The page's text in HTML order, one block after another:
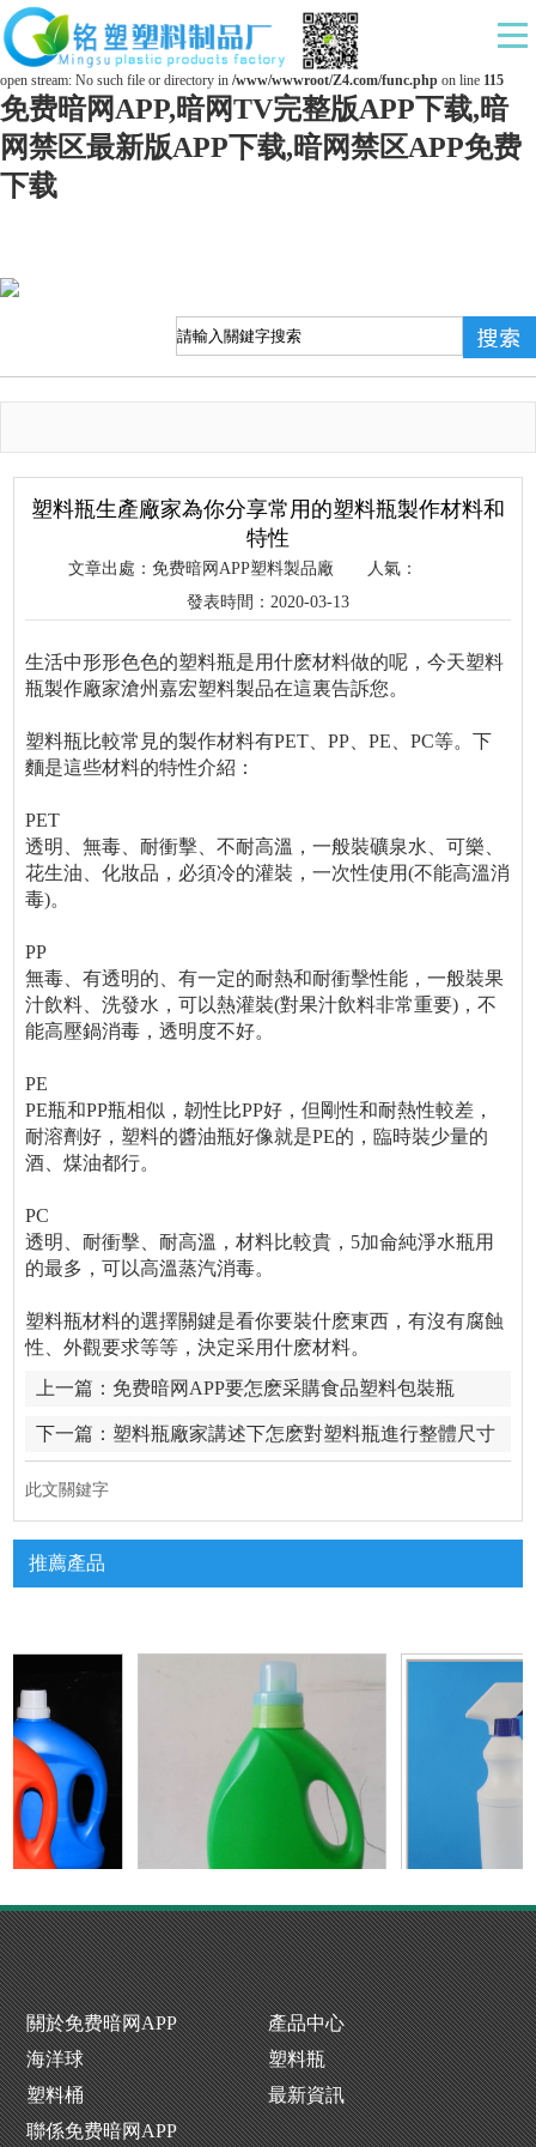
Warning: mkdir(): No space left on device in/www/wwwroot/Z4.com/func.php on line127
Warning: file_put_contents(./cachefile_yuan/ds169.com/cache/15/b949e/746c6.html): failed to
open stream: No such file or directory in /www/wwwroot/Z4.com/func.php on line 115
免费暗网APP,暗网TV完整版APP下载,暗
网禁区最新版APP下载,暗网禁区APP免费
下载
塑料瓶生產廠家為你分享常用的塑料瓶製作材料和
特性
文章出處：免费暗网APP塑料製品廠
人氣：
發表時間：2020-03-13
生活中形形色色的塑料瓶是用什麽材料做的呢，今天塑料
瓶製作廠家滄州嘉宏塑料製品在這裏告訴您。
塑料瓶比較常見的製作材料有PET、PP、PE、PC等。下
麵是這些材料的特性介紹：
PET
透明、無毒、耐衝擊、不耐高溫，一般裝礦泉水、可樂、
花生油、化妝品，必須冷的灌裝，一次性使用(不能高溫消
毒)。
PP
無毒、有透明的、有一定的耐熱和耐衝擊性能，一般裝果
汁飲料、洗發水，可以熱灌裝(對果汁飲料非常重要)，不
能高壓鍋消毒，透明度不好。
PE
PE瓶和PP瓶相似，韌性比PP好，但剛性和耐熱性較差，
耐溶劑好，塑料的醬油瓶好像就是PE的，臨時裝少量的
酒、煤油都行。
PC
透明、耐衝擊、耐高溫，材料比較貴，5加侖純淨水瓶用
的最多，可以高溫蒸汽消毒。
塑料瓶材料的選擇關鍵是看你要裝什麽東西，有沒有腐蝕
性、外觀要求等等，決定采用什麽材料。
上一篇： 免费暗网APP要怎麽采購食品塑料包裝瓶
下一篇： 塑料瓶廠家講述下怎麽對塑料瓶進行整體尺寸
此文關鍵字
推薦產品
载生產廠家 洗衣液瓶生產廠 噴霧瓶廠
關於免费暗网APP
產品中心
海洋球
塑料瓶
塑料桶
最新資訊
聯係免费暗网APP